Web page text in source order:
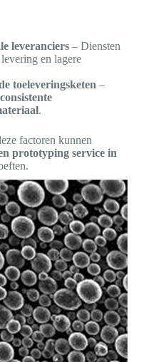
leveranciers– Diensten
en lagere
toeleveringsketen –
consistente
.
factoren kunnen
prototyping service in